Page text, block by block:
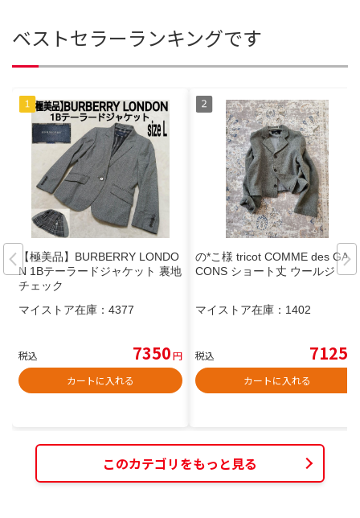
ベストセラーランキングです
【極美品】BURBERRY LONDO
N 1Bテーラードジャケット 裏地
チェック
マイストア在庫： 4377
税込 7350円
カートに入れる
の*こ様 tricot COMME des GAR
CONS ショート丈 ウールジ
マイストア在庫： 1402
税込 7125
カートに入れる
このカテゴリをもっと見る